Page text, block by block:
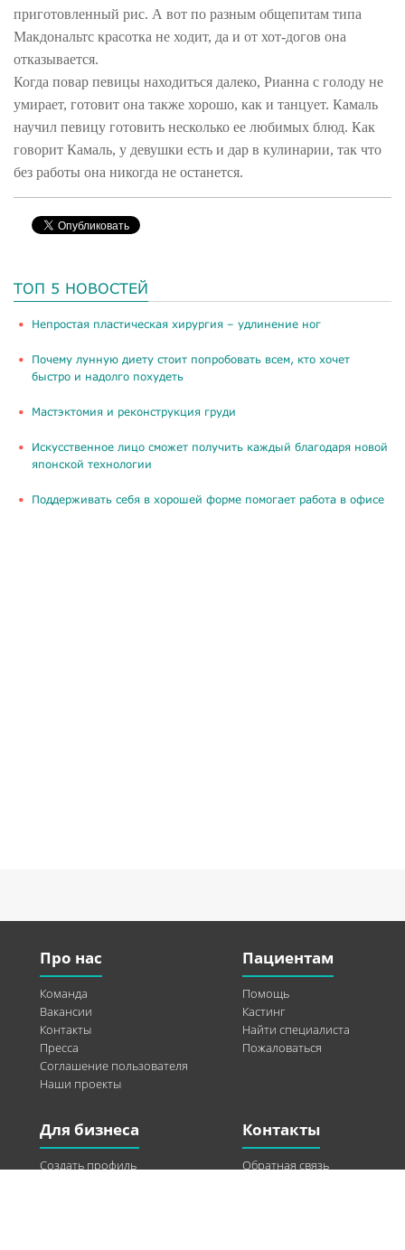
приготовленный рис. А вот по разным общепитам типа
Макдональтс красотка не ходит, да и от хот-догов она
отказывается.
Когда повар певицы находиться далеко, Рианна с голоду не
умирает, готовит она также хорошо, как и танцует. Камаль
научил певицу готовить несколько ее любимых блюд. Как
говорит Камаль, у девушки есть и дар в кулинарии, так что
без работы она никогда не останется.
ТОП 5 НОВОСТЕЙ
​Непростая пластическая хирургия – удлинение ног
Почему лунную диету стоит попробовать всем, кто хочет
быстро и надолго похудеть
Мастэктомия и реконструкция груди
Искусственное лицо сможет получить каждый благодаря новой
японской технологии
Поддерживать себя в хорошей форме помогает работа в офисе
Про нас
Команда
Вакансии
Контакты
Пресса
Соглашение пользователя
Наши проекты
Пациентам
Помощь
Кастинг
Найти специалиста
Пожаловаться
Для бизнеса
Создать профиль
Контакты
Обратная связь